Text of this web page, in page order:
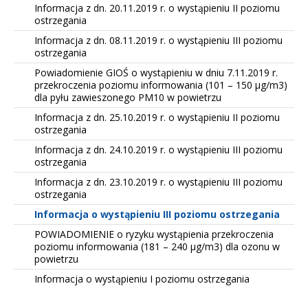
Informacja z dn. 20.11.2019 r. o wystąpieniu II poziomu
ostrzegania
Informacja z dn. 08.11.2019 r. o wystąpieniu III poziomu
ostrzegania
Powiadomienie GIOŚ o wystąpieniu w dniu 7.11.2019 r.
przekroczenia poziomu informowania (101 – 150 µg/m3)
dla pyłu zawieszonego PM10 w powietrzu
Informacja z dn. 25.10.2019 r. o wystąpieniu II poziomu
ostrzegania
Informacja z dn. 24.10.2019 r. o wystąpieniu III poziomu
ostrzegania
Informacja z dn. 23.10.2019 r. o wystąpieniu III poziomu
ostrzegania
Informacja o wystąpieniu III poziomu ostrzegania
POWIADOMIENIE o ryzyku wystąpienia przekroczenia
poziomu informowania (181 – 240 µg/m3) dla ozonu w
powietrzu
Informacja o wystąpieniu I poziomu ostrzegania